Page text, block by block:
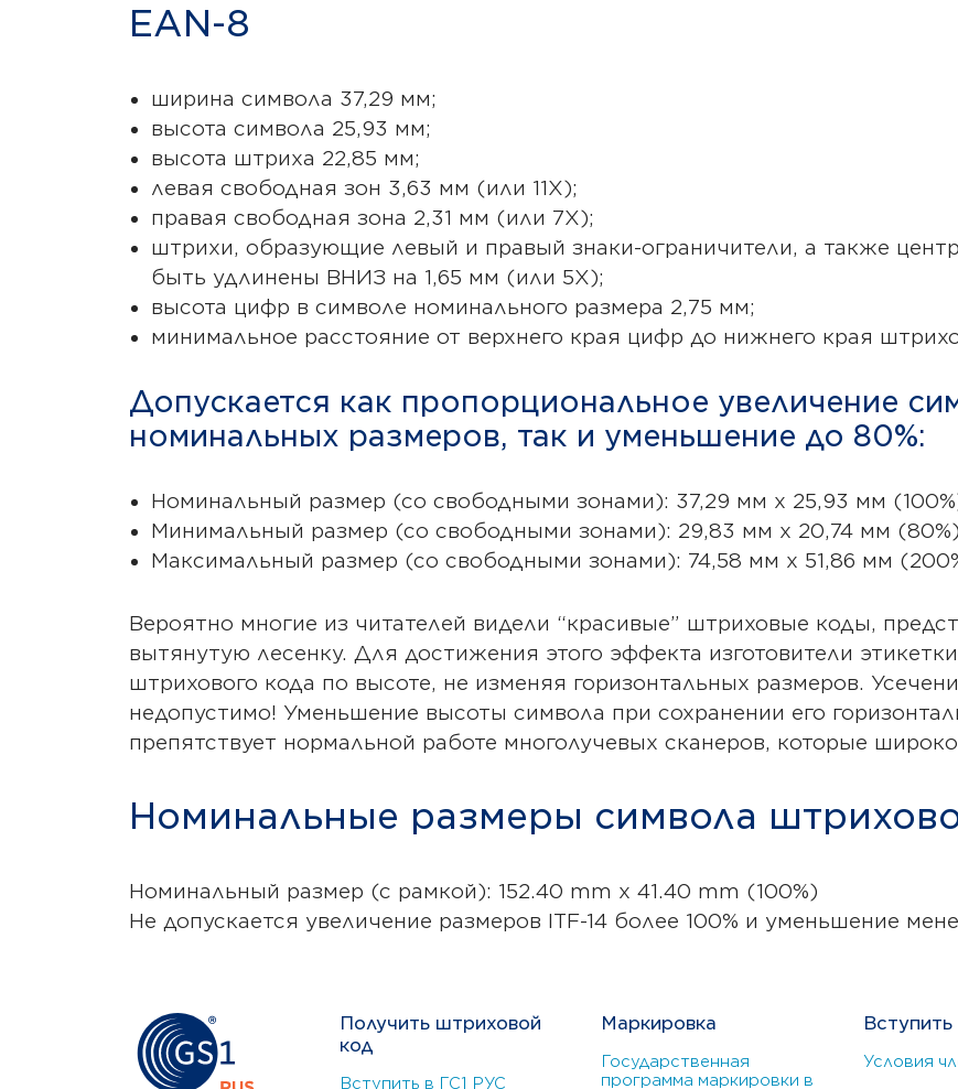
EAN-8
ширина символа 37,29 мм;
высота символа 25,93 мм;
высота штриха 22,85 мм;
левая свободная зон 3,63 мм (или 11Х);
правая свободная зона 2,31 мм (или 7Х);
штрихи, образующие левый и правый знаки-ограничители, а также
быть удлинены ВНИЗ на 1,65 мм (или 5Х);
высота цифр в символе номинального размера 2,75 мм;
минимальное расстояние от верхнего края цифр до нижнего края
Допускается как пропорциональное увеличение
номинальных размеров, так и уменьшение до 80%:
Номинальный размер (со свободными зонами): 37,29 мм х 25,93 мм
Минимальный размер (со свободными зонами): 29,83 мм х 20,74 мм
Максимальный размер (со свободными зонами): 74,58 мм х 51,86 мм
Вероятно многие из читателей видели “красивые” штриховые коды,
вытянутую лесенку. Для достижения этого эффекта изготовители
штрихового кода по высоте, не изменяя горизонтальных размеров.
недопустимо! Уменьшение высоты символа при сохранении его
препятствует нормальной работе многолучевых сканеров, которые
Номинальные размеры символа
Номинальный размер (с рамкой): 152.40 mm x 41.40 mm (100%)
Не допускается увеличение размеров ITF-14 более 100% и уменьшение
Получить штриховой
код
Вступить в ГС1 РУС
Маркировка
Государственная
программа маркировки в
Условия